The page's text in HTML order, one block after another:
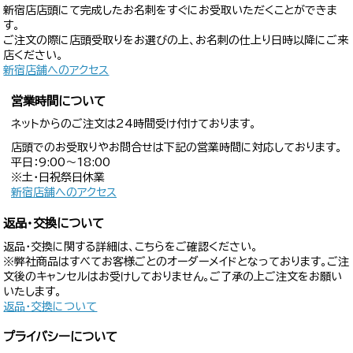
新宿店店頭にて完成したお名刺をすぐにお受取いただくことができま
す。
ご注文の際に店頭受取りをお選びの上、お名刺の仕上り日時以降にご来
店ください。
新宿店舗へのアクセス
営業時間について
ネットからのご注文は24時間受け付けております。
店頭でのお受取りやお問合せは下記の営業時間に対応しております。
平日：9:00〜18:00
※土・日祝祭日休業
新宿店舗へのアクセス
返品・交換について
返品・交換に関する詳細は、こちらをご確認ください。
※弊社商品はすべてお客様ごとのオーダーメイドとなっております。ご注
文後のキャンセルはお受けしておりません。ご了承の上ご注文をお願い
いたします。
返品・交換について
プライバシーについて